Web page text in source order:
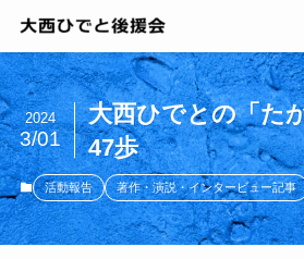
大西ひでとの「た
47歩
2024
3/01
活動報告 著作・演説・インタービュー記事